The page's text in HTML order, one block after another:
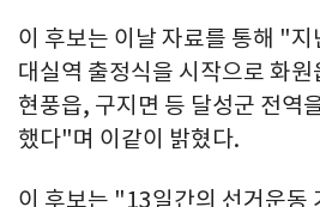
이 후보는 이날 자료를 통해 "
대실역 출정식을 시작으로 화
현풍읍, 구지면 등 달성군 전역
했다"며 이같이 밝혔다.
이 후보는 "13일간의 선거운동